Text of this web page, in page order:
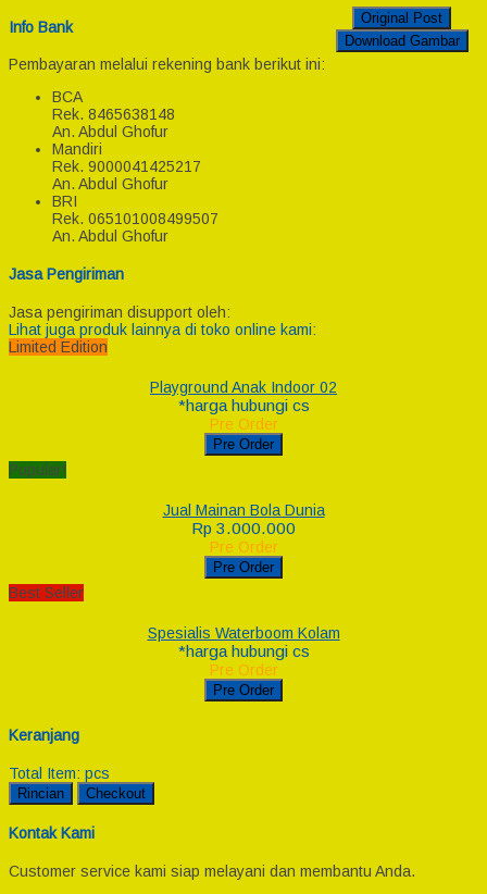
Info Bank
Pembayaran melalui rekening bank berikut ini:
BCA
Rek. 8465638148
An. Abdul Ghofur
Mandiri
Rek. 9000041425217
An. Abdul Ghofur
BRI
Rek. 065101008499507
An. Abdul Ghofur
Jasa Pengiriman
Jasa pengiriman disupport oleh:
Original Post
Download Gambar
Lihat juga produk lainnya di toko online kami:
Limited Edition
Playground Anak Indoor 02
*harga hubungi cs
Pre Order
Pre Order
Popular!
Jual Mainan Bola Dunia
Rp 3.000.000
Pre Order
Pre Order
Best Seller
Spesialis Waterboom Kolam
*harga hubungi cs
Pre Order
Pre Order
Keranjang
Total Item: pcs
Rincian Checkout
Kontak Kami
Customer service kami siap melayani dan membantu Anda.